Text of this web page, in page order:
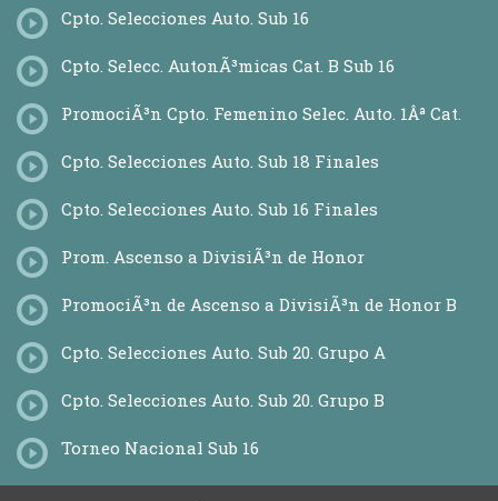
Cpto. Selecciones Auto. Sub 16
Cpto. Selecc. AutonÃ³micas Cat. B Sub 16
PromociÃ³n Cpto. Femenino Selec. Auto. 1Âª Cat.
Cpto. Selecciones Auto. Sub 18 Finales
Cpto. Selecciones Auto. Sub 16 Finales
Prom. Ascenso a DivisiÃ³n de Honor
PromociÃ³n de Ascenso a DivisiÃ³n de Honor B
Cpto. Selecciones Auto. Sub 20. Grupo A
Cpto. Selecciones Auto. Sub 20. Grupo B
Torneo Nacional Sub 16